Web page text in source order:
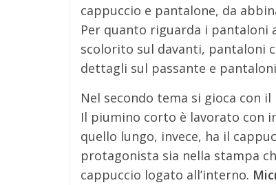
cappuccio e pantalone, da
Per quanto riguarda i pantaloni
scolorito sul davanti, pantaloni
dettagli sul passante e
Nel secondo tema si gioca con
Il piumino corto è lavorato con
quello lungo, invece, ha il
protagonista sia nella stampa
cappuccio logato all’interno.